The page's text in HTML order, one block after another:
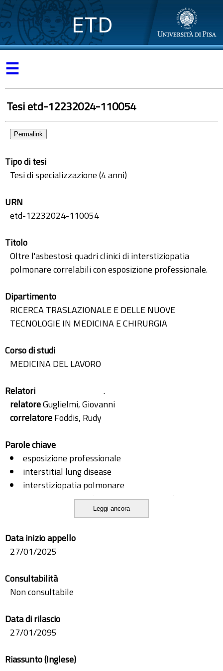
ETD
☰
Tesi etd-12232024-110054
Permalink
Tipo di tesi
Tesi di specializzazione (4 anni)
URN
etd-12232024-110054
Titolo
Oltre l'asbestosi: quadri clinici di interstiziopatia
polmonare correlabili con esposizione professionale.
Dipartimento
RICERCA TRASLAZIONALE E DELLE NUOVE
TECNOLOGIE IN MEDICINA E CHIRURGIA
Corso di studi
MEDICINA DEL LAVORO
Relatori
.
relatoreGuglielmi, Giovanni
correlatoreFoddis, Rudy
Parole chiave
esposizione professionale
interstitial lung disease
interstiziopatia polmonare
interstiziopatia polmonare occupazionale
Leggi ancora
Data inizio appello
27/01/2025
Consultabilità
Non consultabile
Data di rilascio
27/01/2095
Riassunto (Inglese)